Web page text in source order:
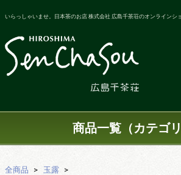
いらっしゃいませ。日本茶のお店 株式会社 広島千茶荘のオンラインシ
商品一覧（カテゴリ
全商品
玉露